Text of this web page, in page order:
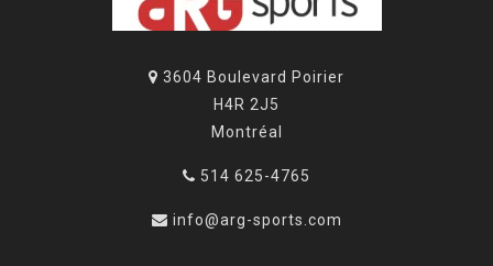
3604 Boulevard Poirier
H4R 2J5
Montréal
514 625-4765
info@arg-sports.com